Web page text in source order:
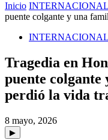
Inicio
puente colgante y una
Tragedia en
puente
perdió la vida
8 mayo, 2026
▶